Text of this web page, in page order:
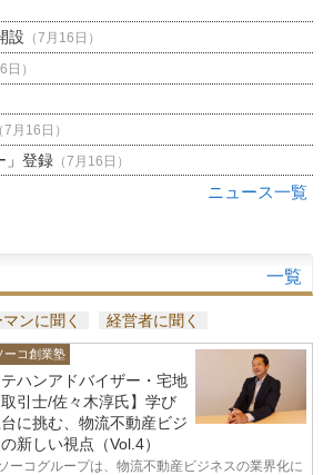
設 （7月16日）
日）
7月16日）
」登録（7月16日）
ニュース一覧
一覧
ンに聞く 経営者に聞く
ーコ創業塾
テハンアドバイザー・宅地
引士/佐々木淳氏】学び
に挑む、物流不動産ビジ
新しい視点（Vol.4）
ーコグループは、物流不動産ビジネスの業界化に